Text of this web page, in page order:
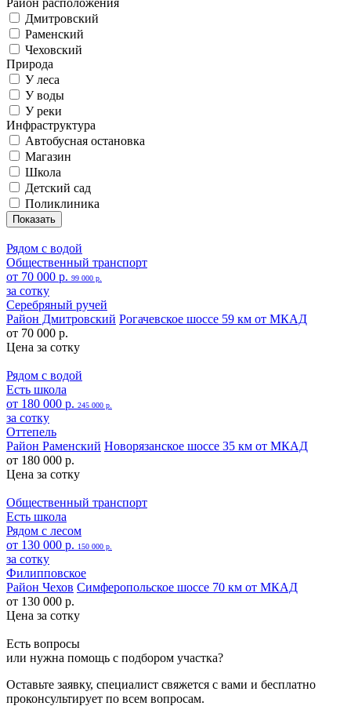
Дмитровский
Раменский
Чеховский
Природа
У леса
У воды
У реки
Инфраструктура
Автобусная остановка
Магазин
Школа
Детский сад
Поликлиника
Рядом с водой
Общественный транспорт
от 70 000 р. 99 000 р.
за сотку
Серебряный ручей
Район Дмитровский Рогачевское шоссе 59 км от МКАД
от 70 000 р.
Цена за сотку
Рядом с водой
Есть школа
от 180 000 р. 245 000 р.
за сотку
Оттепель
Район Раменский Новорязанское шоссе 35 км от МКАД
от 180 000 р.
Цена за сотку
Общественный транспорт
Есть школа
Рядом с лесом
от 130 000 р. 150 000 р.
за сотку
Филипповское
Район Чехов Симферопольское шоссе 70 км от МКАД
от 130 000 р.
Цена за сотку
Есть вопросы
или нужна помощь с подбором участка?
Оставьте заявку, специалист свяжется с вами и бесплатно
проконсультирует по всем вопросам.